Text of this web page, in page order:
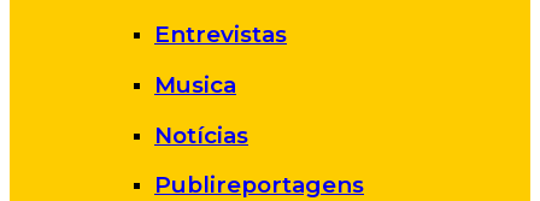
Entrevistas
Musica
Notícias
Publireportagens